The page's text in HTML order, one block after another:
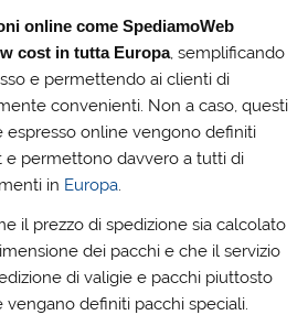
online come SpediamoWeb
cost in tutta Europa, semplificando
e permettendo ai clienti di
convenienti. Non a caso, questi
espresso online vengono definiti
e permettono davvero a tutti di
in Europa.
il prezzo di spedizione sia calcolato
dei pacchi e che il servizio
di valigie e pacchi piuttosto
vengano definiti pacchi speciali.